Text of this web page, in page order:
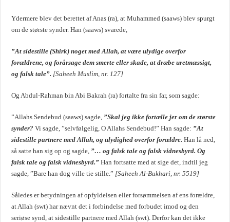
Ydermere blev det berettet af Anas (ra), at Muhammed (saaws) blev spurgt
om de største synder. Han (saaws) svarede,
”At sidestille (Shirk) noget med Allah, at være ulydige overfor
forældrene, og forårsage dem smerte eller skade, at dræbe uretmæssigt,
og falsk tale”. [Saheeh Muslim, nr. 127]
Og Abdul-Rahman bin Abi Bakrah (ra) fortalte fra sin far, som sagde:
”Allahs Sendebud (saaws) sagde, ”Skal jeg ikke fortælle jer om de største
synder? Vi sagde, ”selvfølgelig, O Allahs Sendebud!” Han sagde: ”At
sidestille partnere med Allah, og ulydighed overfor forældre. Han lå ned,
så satte han sig op og sagde, ”… og falsk tale og falsk vidnesbyrd. Og
falsk tale og falsk vidnesbyrd.”Han fortsatte med at sige det, indtil jeg
sagde, ”Bare han dog ville tie stille.” [Saheeh Al-Bukhari, nr. 5519]
Således er betydningen af opfyldelsen eller forsømmelsen af ens forældre,
at Allah (swt) har nævnt det i forbindelse med forbudet imod og den
seriøse synd, at sidestille partnere med Allah (swt). Derfor kan det ikke